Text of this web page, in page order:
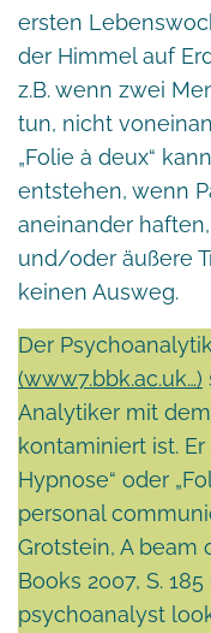
ersten
der Himmel auf
z.B. wenn zwei
tun, nicht
„Folie à deux“
entstehen, wenn
aneinander
und/oder äußere
keinen Ausweg.
Der
(www7.bbk.ac.uk…)
Analytiker mit
kontaminiert ist.
Hypnose“ oder
personal
Grotstein, A beam
Books 2007, S.
psychoanalyst